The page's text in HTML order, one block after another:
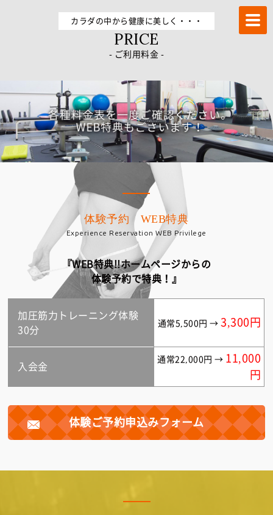
トレーニングならFUKUOKA加圧STUDIO－α 冷泉町店
カラダの中から健康に美しく・・・
PRICE
- ご利用料金 -
体験予約 WEB特典
Experience Reservation WEB Privilege
『WEB特典!!ホームページからの
体験予約で特典！』
加圧筋力トレーニング体験
30分
通常5,500円 →3,300円
入会金
通常22,000円 → 11,000
円
体験ご予約申込みフォーム